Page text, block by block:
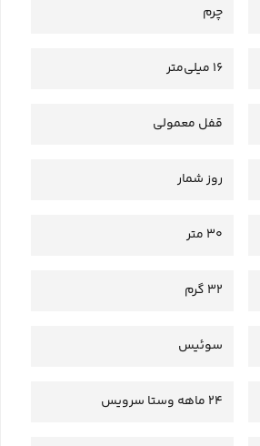
چرم
16 میلی‌متر
قفل معمولی
روز شمار
30 متر
32 گرم
سوئیس
24 ماهه وستا سرویس